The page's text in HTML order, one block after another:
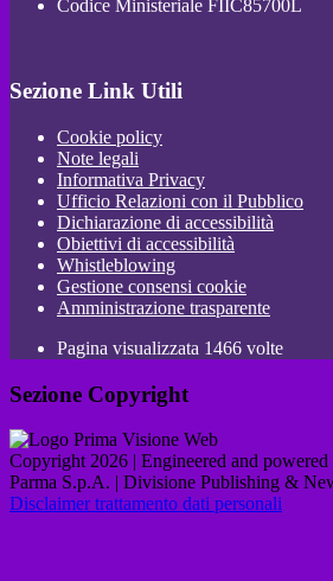
Codice Ministeriale FIIC85700L
Sezione Link Utili
Cookie policy
Note legali
Informativa Privacy
Ufficio Relazioni con il Pubblico
Dichiarazione di accessibilità
Obiettivi di accessibilità
Whistleblowing
Gestione consensi cookie
Amministrazione trasparente
Pagina visualizzata 1466 volte
Sezione Copyright
Copyright 2026 | Engineered and
Parma S.p.A. | Divisione Publishing &
Disclaimer trattamento dati personali